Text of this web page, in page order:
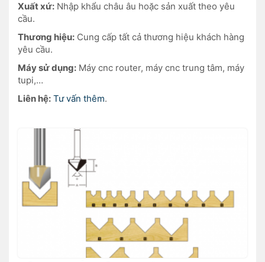
Xuất xứ: Nhập khẩu châu âu hoặc sản xuất theo yêu
cầu.
Thương hiệu: Cung cấp tất cả thương hiệu khách hàng
yêu cầu.
Máy sử dụng: Máy cnc router, máy cnc trung tâm, máy
tupi,…
Liên hệ: Tư vấn thêm.